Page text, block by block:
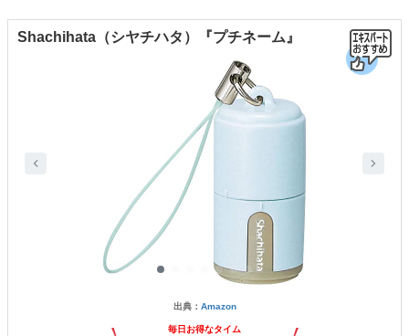
Shachihata（シヤチハタ）『プチネーム』
出典： Amazon
毎日お得なタイム